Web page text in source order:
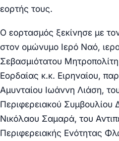
εορτής τους.
Ο εορτασμός ξεκίνησε με
στον ομώνυμο Ιερό Ναό,
Σεβασμιότατου
Εορδαίας κ.κ. Ειρηναίου,
Αμυνταίου Ιωάννη Λιάση,
Περιφερειακού Συμβουλίου
Νικόλαου Σαμαρά, του
Περιφερειακής Ενότητας